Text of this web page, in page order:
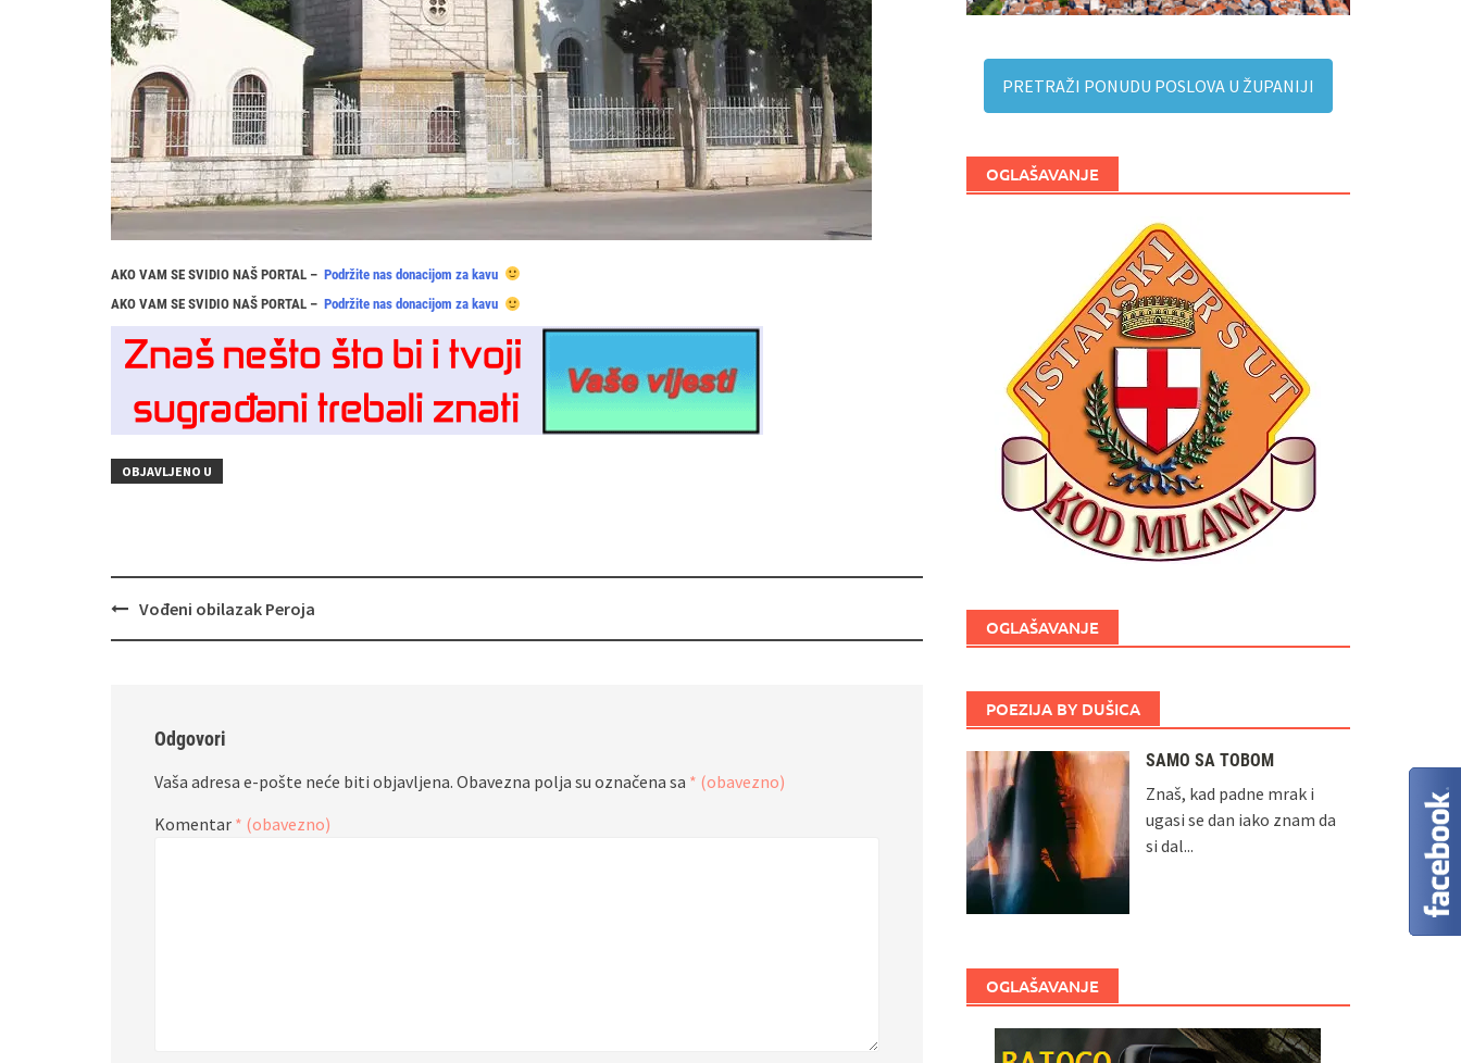
AKO VAM SE SVIDIO NAŠ PORTAL – Podržite nas donacijom za kavu
AKO VAM SE SVIDIO NAŠ PORTAL – Podržite nas donacijom za kavu
OBJAVLJENO U
Navigacija
Vođeni obilazak Peroja
Odgovori
Vaša adresa e-pošte neće biti objavljena. Obavezna polja su označena sa * (obavezno)
Komentar * (obavezno)
PRETRAŽI PONUDU POSLOVA U ŽUPANIJI
OGLAŠAVANJE
OGLAŠAVANJE
POEZIJA BY DUŠICA
SAMO SA TOBOM
Znaš, kad padne mrak i
ugasi se dan iako znam da
si dal...
OGLAŠAVANJE